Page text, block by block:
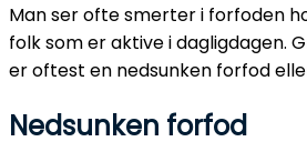
Man ser ofte smerter i forfoden
folk som er aktive i dagligdagen.
er oftest en nedsunken forfod
Nedsunken forfod